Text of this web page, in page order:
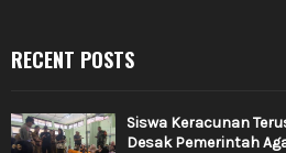
RECENT POSTS
Siswa Keracunan
Desak Pemerintah